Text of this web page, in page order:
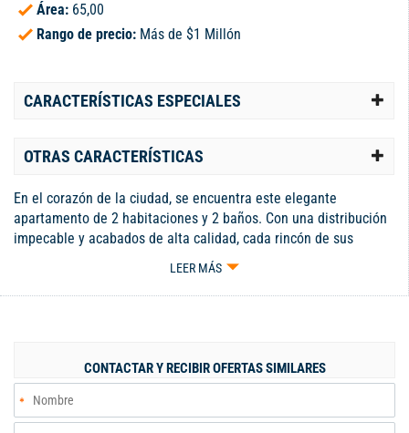
Área: 65,00
Rango de precio: Más de $1 Millón
CARACTERÍSTICAS ESPECIALES
OTRAS CARACTERÍSTICAS
En el corazón de la ciudad, se encuentra este elegante
apartamento de 2 habitaciones y 2 baños. Con una distribución
impecable y acabados de alta calidad, cada rincón de sus
metros cuadrados está diseñado para brindar confort y estilo.
invita a la relajación y el disfrute. Además, su ubicación
sofisticado en un entorno vibrante. ¡Bienvenido a tu nuevo
hogar! Código interno: 122507
LEER MÁS
CONTACTAR Y RECIBIR OFERTAS SIMILARES